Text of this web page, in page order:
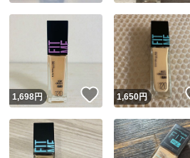
いいね！
1,698円 いいね！
1,650円